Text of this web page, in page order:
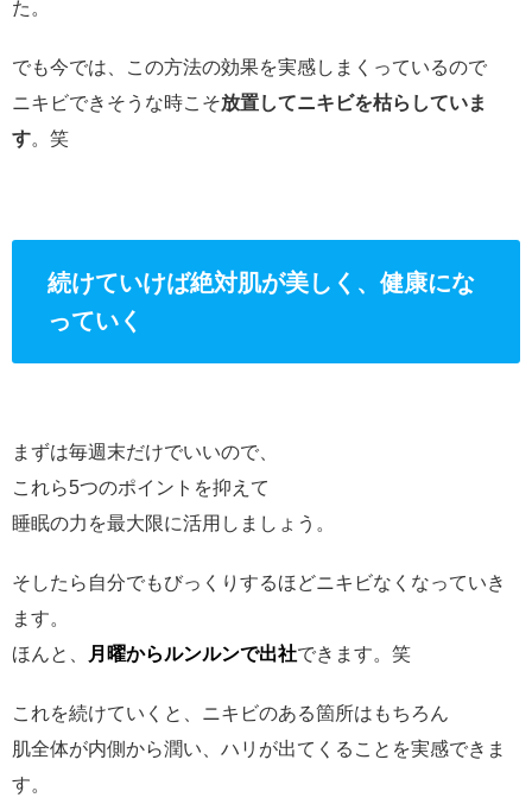
た。
でも今では、この方法の効果を実感しまくっているので
ニキビできそうな時こそ放置してニキビを枯らしていま
す。笑
続けていけば絶対肌が美しく、健康にな
っていく
まずは毎週末だけでいいので、
これら5つのポイントを抑えて
睡眠の力を最大限に活用しましょう。
そしたら自分でもびっくりするほどニキビなくなっていき
ます。
ほんと、
月曜からルンルンで出社できます。笑
これを続けていくと、ニキビのある箇所はもちろん
肌全体が内側から潤い、ハリが出てくることを実感できま
す。